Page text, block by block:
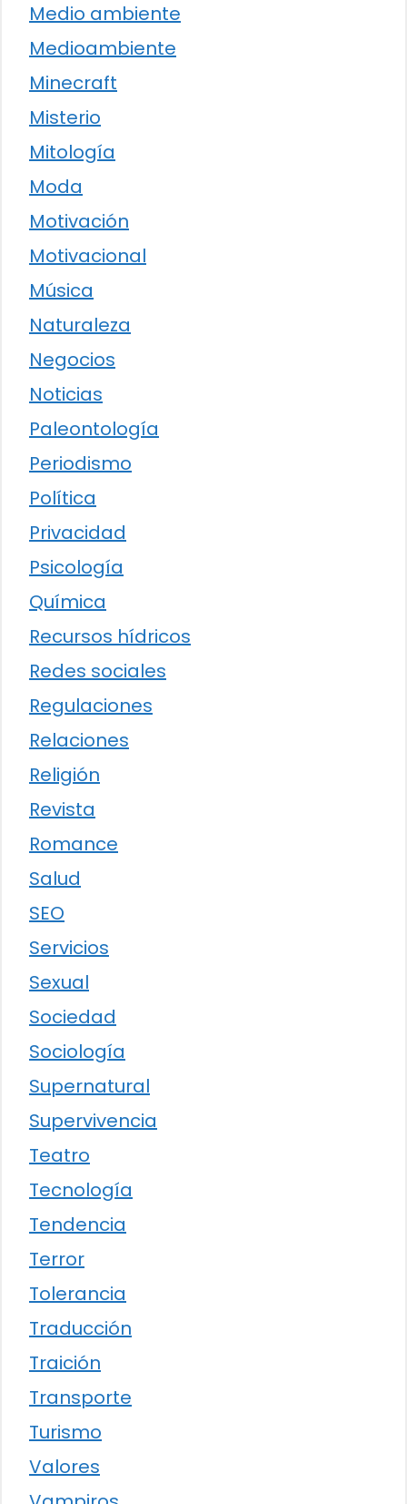
Medio ambiente
Medioambiente
Minecraft
Misterio
Mitología
Moda
Motivación
Motivacional
Música
Naturaleza
Negocios
Noticias
Paleontología
Periodismo
Política
Privacidad
Psicología
Química
Recursos hídricos
Redes sociales
Regulaciones
Relaciones
Religión
Revista
Romance
Salud
SEO
Servicios
Sexual
Sociedad
Sociología
Supernatural
Supervivencia
Teatro
Tecnología
Tendencia
Terror
Tolerancia
Traducción
Traición
Transporte
Turismo
Valores